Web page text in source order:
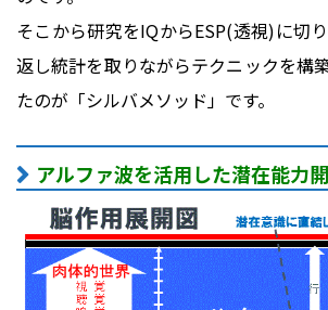
そこから研究をIQからESP(透視)に切
返し統計を取りながらテクニックを構
たのが「シルバメソッド」です。
アルファ波を活用した潜在能力